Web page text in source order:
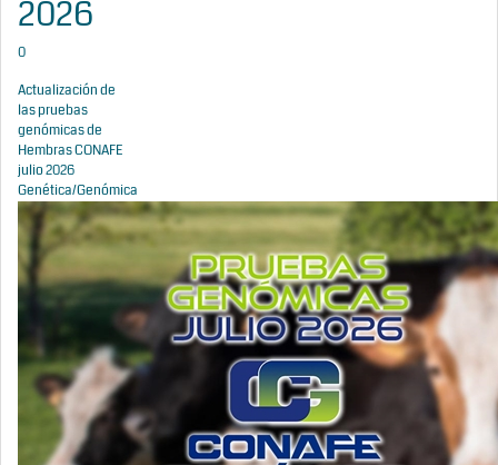
2026
0
Actualización de
las pruebas
genómicas de
Hembras CONAFE
julio 2026
Genética/Genómica